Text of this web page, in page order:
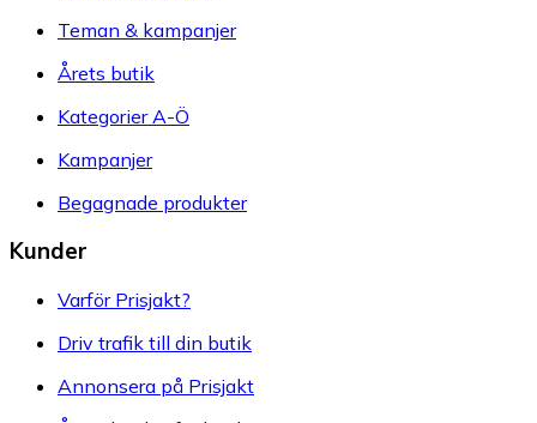
Teman & kampanjer
Årets butik
Kategorier A-Ö
Kampanjer
Begagnade produkter
Kunder
Varför Prisjakt?
Driv trafik till din butik
Annonsera på Prisjakt